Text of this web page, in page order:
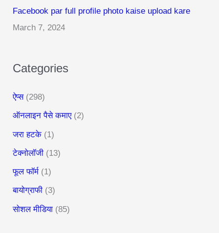
r
:
Facebook par full profile photo kaise upload kare
March 7, 2024
Categories
ऐप्स(298)
ऑनलाइन पैसे कमाए(2)
जरा हटके (1)
टेक्नोलॉजी (13)
फूल फॉर्म (1)
बायोग्राफी (3)
सोशल मीडिया (85)